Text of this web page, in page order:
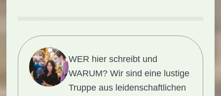
WER hier schreibt und
WARUM? Wir sind eine lustige
Truppe aus leidenschaftlichen